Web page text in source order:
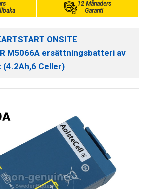
12 Månaders
Garanti
ONSITE
M5066A ersättningsbatteri av
Celler)